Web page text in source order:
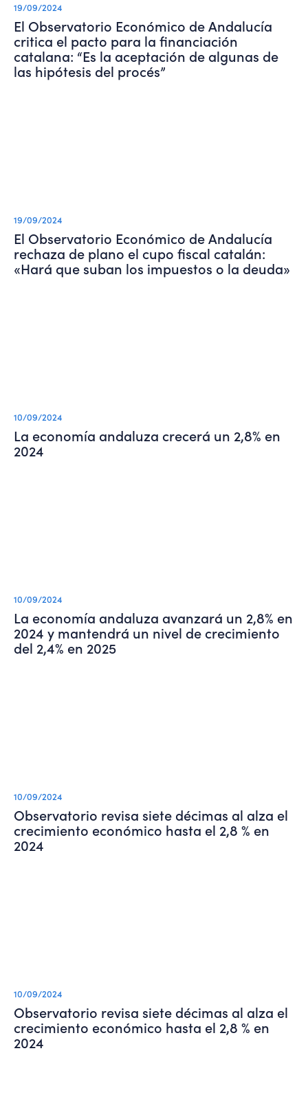
19/09/2024
El Observatorio Económico de Andalucía
critica el pacto para la financiación
catalana: “Es la aceptación de algunas de
las hipótesis del procés”
19/09/2024
El Observatorio Económico de Andalucía
rechaza de plano el cupo fiscal catalán:
«Hará que suban los impuestos o la deuda»
10/09/2024
La economía andaluza crecerá un 2,8% en
2024
10/09/2024
La economía andaluza avanzará un 2,8% en
2024 y mantendrá un nivel de crecimiento
del 2,4% en 2025
10/09/2024
Observatorio revisa siete décimas al alza el
crecimiento económico hasta el 2,8 % en
2024
10/09/2024
Observatorio revisa siete décimas al alza el
crecimiento económico hasta el 2,8 % en
2024